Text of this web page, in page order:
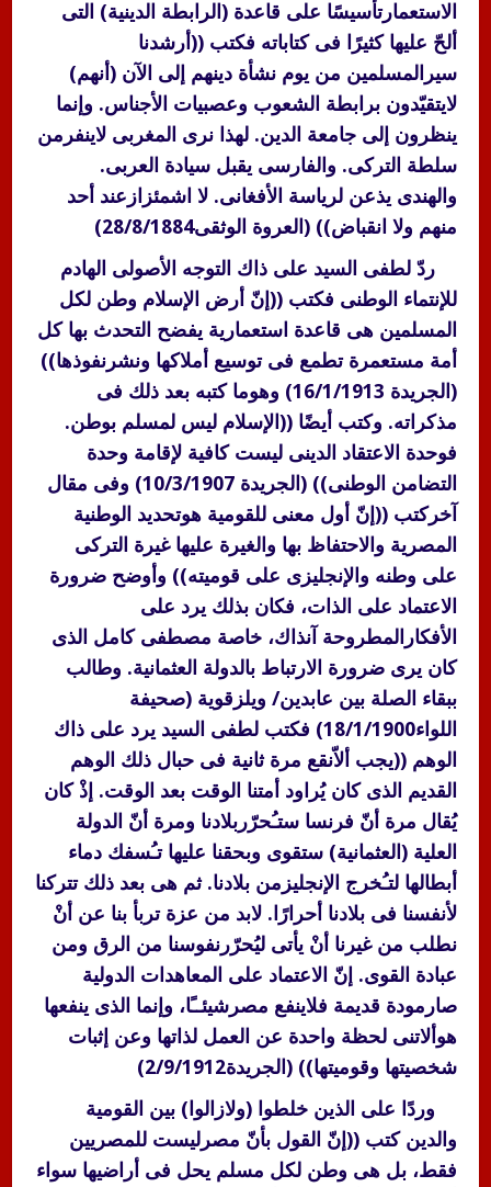
الاستعمارتأسيسًا على قاعدة (الرابطة الدينية) التى
ألحّ عليها كثيرًا فى كتاباته فكتب ((أرشدنا
سيرالمسلمين من يوم نشأة دينهم إلى الآن (أنهم)
لايتقيّدون برابطة الشعوب وعصبيات الأجناس. وإنما
ينظرون إلى جامعة الدين. لهذا نرى المغربى لاينفرمن
سلطة التركى. والفارسى يقبل سيادة العربى.
والهندى يذعن لرياسة الأفغانى. لا اشمئزازعند أحد
منهم ولا انقباض)) (العروة الوثقى28/8/1884)
ردّ لطفى السيد على ذاك التوجه الأصولى الهادم
للإنتماء الوطنى فكتب ((إنّ أرض الإسلام وطن لكل
المسلمين هى قاعدة استعمارية يفضح التحدث بها كل
أمة مستعمرة تطمع فى توسيع أملاكها ونشرنفوذها))
(الجريدة 16/1/1913) وهوما كتبه بعد ذلك فى
مذكراته. وكتب أيضًا ((الإسلام ليس لمسلم بوطن.
فوحدة الاعتقاد الدينى ليست كافية لإقامة وحدة
التضامن الوطنى)) (الجريدة 10/3/1907) وفى مقال
آخركتب ((إنّ أول معنى للقومية هوتحديد الوطنية
المصرية والاحتفاظ بها والغيرة عليها غيرة التركى
على وطنه والإنجليزى على قوميته)) وأوضح ضرورة
الاعتماد على الذات، فكان بذلك يرد على
الأفكارالمطروحة آنذاك، خاصة مصطفى كامل الذى
كان يرى ضرورة الارتباط بالدولة العثمانية. وطالب
ببقاء الصلة بين عابدين/ ويلزقوية (صحيفة
اللواء18/1/1900) فكتب لطفى السيد يرد على ذاك
الوهم ((يجب ألاّنقع مرة ثانية فى حبال ذلك الوهم
القديم الذى كان يُراود أمتنا الوقت بعد الوقت. إذْ كان
يُقال مرة أنّ فرنسا ستـُحرّربلادنا ومرة أنّ الدولة
العلية (العثمانية) ستقوى وبحقنا عليها تـُسفك دماء
أبطالها لتـُخرج الإنجليزمن بلادنا. ثم هى بعد ذلك تتركنا
لأنفسنا فى بلادنا أحرارًا. لابد من عزة تربأ بنا عن أنْ
نطلب من غيرنا أنْ يأتى ليُحرّرنفوسنا من الرق ومن
عبادة القوى. إنّ الاعتماد على المعاهدات الدولية
صارمودة قديمة فلاينفع مصرشيئــًا، وإنما الذى ينفعها
هوألاتنى لحظة واحدة عن العمل لذاتها وعن إثبات
شخصيتها وقوميتها)) (الجريدة2/9/1912)
وردًا على الذين خلطوا (ولازالوا) بين القومية
والدين كتب ((إنّ القول بأنّ مصرليست للمصريين
فقط، بل هى وطن لكل مسلم يحل فى أراضيها سواء